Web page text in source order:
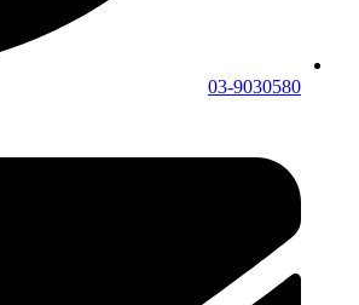
03-9030580